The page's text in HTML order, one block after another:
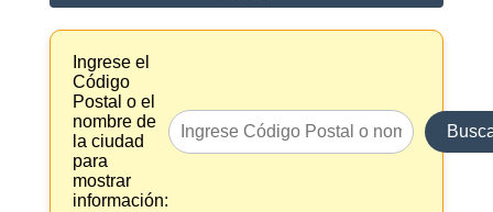
Ingrese el
Código
Postal o el
nombre de
la ciudad
para
mostrar
información: